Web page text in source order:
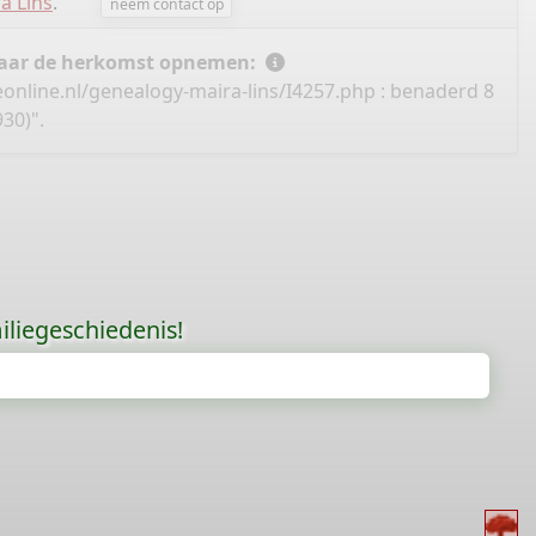
de herkomst opnemen:
genealogy-maira-lins/I4257.php : benaderd 8